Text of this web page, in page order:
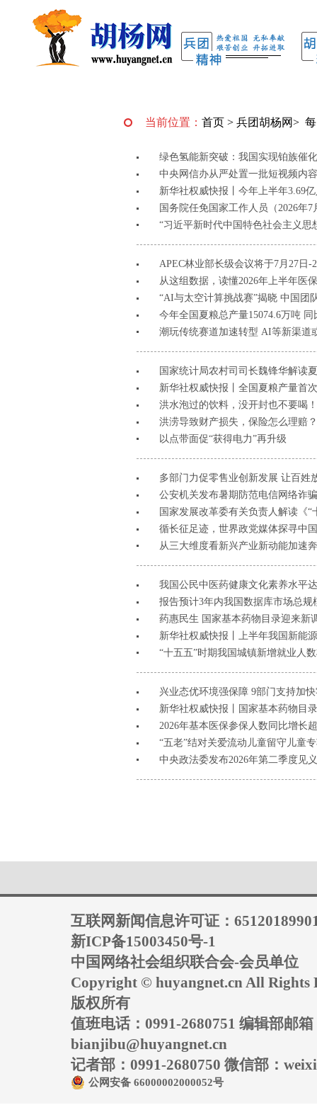
当前位置： 首页 > 兵团胡杨网>
绿色氢能新突破：我国实现铂族催
中央网信办从严处置一批短视频内
新华社权威快报丨今年上半年3.69
国务院任免国家工作人员（2026年7
“习近平新时代中国特色社会主义思
APEC林业部长级会议将于7月27日-
从这组数据，读懂2026年上半年医
“AI与太空计算挑战赛”揭晓 中国团
今年全国夏粮总产量15074.6万吨 同
潮玩传统赛道加速转型 AI等新渠道
国家统计局农村司司长魏锋华解读
新华社权威快报丨全国夏粮产量首
洪水泡过的饮料，没开封也不要喝！
洪涝导致财产损失，保险怎么理赔？
以点带面促“获得电力”再升级
多部门力促零售业创新发展 让百姓
公安机关发布暑期防范电信网络诈
国家发展改革委有关负责人解读《“
循长征足迹，世界政党媒体探寻中
从三大维度看新兴产业新动能加速
我国公民中医药健康文化素养水平
报告预计3年内我国数据库市场总规
药惠民生 国家基本药物目录迎来新
新华社权威快报丨上半年我国新能
“十五五”时期我国城镇新增就业人
兴业态优环境强保障 9部门支持加
新华社权威快报丨国家基本药物目
2026年基本医保参保人数同比增长
“五老”结对关爱流动儿童留守儿童
中央政法委发布2026年第二季度见
互联网新闻信息许可证：
新ICP备15003450号-1
中国网络社会组织联合会-会员单位
Copyright © huyangnet.cn All Rights
版权所有
值班电话：0991-2680751 编辑部邮箱
bianjibu@huyangnet.cn
记者部：0991-2680750 微信部：
公网安备 66000002000052号